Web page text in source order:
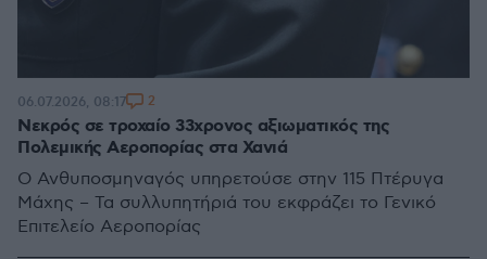
Νεκρός σε τροχαίο 33χρονος αξιωματικός της
Πολεμικής Αεροπορίας στα Χανιά
Ο Ανθυποσμηναγός υπηρετούσε στην 115 Πτέρυγα
Μάχης – Τα συλλυπητήριά του εκφράζει το Γενικό
Επιτελείο Αεροπορίας
06.07.2026, 08:17 2